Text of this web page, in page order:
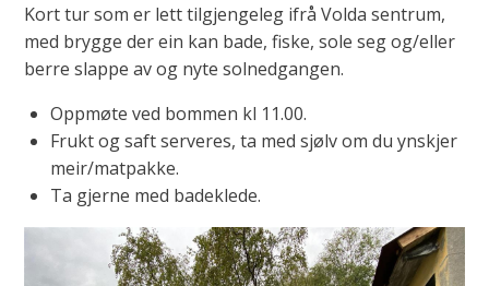
Kort tur som er lett tilgjengeleg ifrå Volda sentrum,
med brygge der ein kan bade, fiske, sole seg og/eller
berre slappe av og nyte solnedgangen.
Oppmøte ved bommen kl 11.00.
Frukt og saft serveres, ta med sjølv om du ynskjer
meir/matpakke.
Ta gjerne med badeklede.